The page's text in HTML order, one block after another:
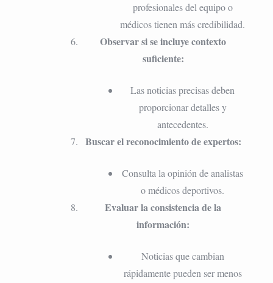
profesionales del equipo o
médicos tienen más credibilidad.
Observar si se incluye contexto
suficiente:
Las noticias precisas deben
proporcionar detalles y
antecedentes.
Buscar el reconocimiento de expertos:
Consulta la opinión de analistas
o médicos deportivos.
Evaluar la consistencia de la
información:
Noticias que cambian
rápidamente pueden ser menos